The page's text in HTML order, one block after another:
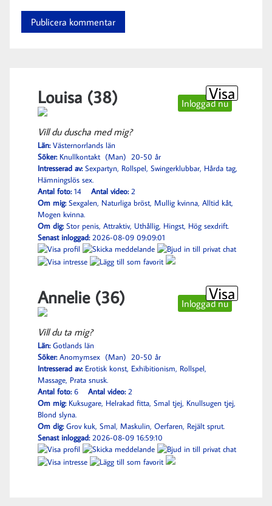
Louisa (38) Inloggad nu
Visa
Vill du duscha med mig?
Län: Västernorrlands län
Söker:Knullkontakt (Man) 20-50 år
Intresserad av: Sexpartyn, Rollspel, Swingerklubbar, Hårda tag,
Hämningslös sex.
Antal foto: 14 Antal video: 2
Om mig: Sexgalen, Naturliga bröst, Mullig kvinna, Alltid kåt,
Mogen kvinna.
Om dig: Stor penis, Attraktiv, Uthållig, Hingst, Hög sexdrift.
Senast inloggad: 2026-08-09 09:09:01
Annelie (36) Inloggad nu
Visa
Vill du ta mig?
Län: Gotlands län
Söker:Anomymsex (Man) 20-50 år
Intresserad av: Erotisk konst, Exhibitionism, Rollspel,
Massage, Prata snusk.
Antal foto: 6 Antal video: 2
Om mig: Kuksugare, Helrakad fitta, Smal tjej, Knullsugen tjej,
Blond slyna.
Om dig: Grov kuk, Smal, Maskulin, Oerfaren, Rejält sprut.
Senast inloggad: 2026-08-09 16:59:10